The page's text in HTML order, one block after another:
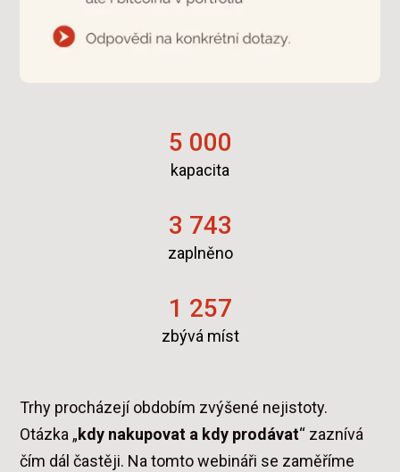
5 000
kapacita
3 743
zaplněno
1 257
zbývá míst
Trhy procházejí obdobím zvýšené nejistoty.
Otázka „kdy nakupovat a kdy prodávat“ zaznívá
čím dál častěji. Na tomto webináři se zaměříme